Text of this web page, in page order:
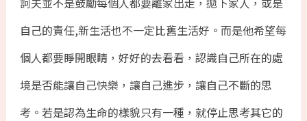
自己的責任,新生活也不一定比舊生活好。而是他希望每
個人都要睜開眼睛，好好的去看看，認識自己所在的處
境是否能讓自己快樂，讓自己進步，讓自己不斷的思
考。若是認為生命的樣貌只有一種，就停止思考其它的